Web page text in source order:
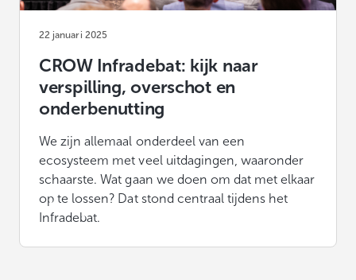
22 januari 2025
CROW Infradebat: kijk naar
verspilling, overschot en
onderbenutting
We zijn allemaal onderdeel van een
ecosysteem met veel uitdagingen, waaronder
schaarste. Wat gaan we doen om dat met elkaar
op te lossen? Dat stond centraal tijdens het
Infradebat.